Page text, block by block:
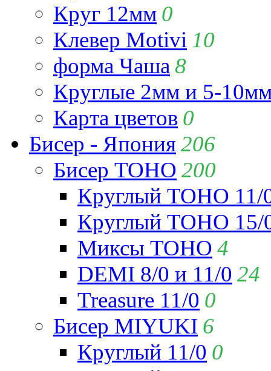
Круг 12мм 0
Клевер Motivi 10
форма Чаша 8
Круглые 2мм и 5-
Карта цветов 0
Бисер - Япония206
Бисер TOHO 200
Круглый TOHO 11/
Круглый TOHO 15/
Миксы TOHO 4
DEMI 8/0 и 11/0 24
Treasure 11/0 0
Бисер MIYUKI 6
Круглый 11/0 0